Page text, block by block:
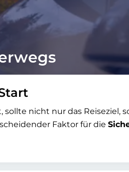
nicht nur das Reiseziel,
Faktor für die